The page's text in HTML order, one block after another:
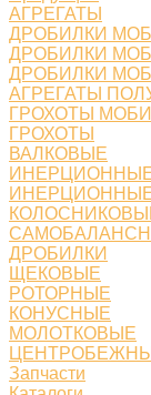
АГРЕГАТЫ
ДРОБИЛКИ
ДРОБИЛКИ
ДРОБИЛКИ
АГРЕГАТЫ
ГРОХОТЫ
ГРОХОТЫ
ВАЛКОВЫЕ
ДРОБИЛКИ
ЩЕКОВЫЕ
РОТОРНЫЕ
КОНУСНЫЕ
МОЛОТКОВЫЕ
Запчасти